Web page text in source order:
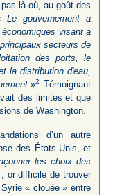
là où, au goût des
Le gouvernement a
visant à
secteurs de
des ports, le
la distribution d'eau,
.»2
Témoignant
des limites et que
de Washington.
d’un autre
des États-Unis, et
les choix des
; or difficile de trouver
« clouée » entre